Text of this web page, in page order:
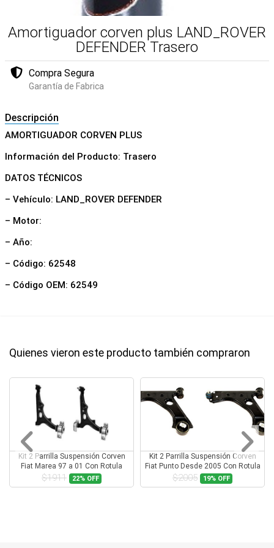
Amortiguador corven plus LAND_ROVER
DEFENDER Trasero
Compra Segura
Garantía de Fabrica
Descripción
AMORTIGUADOR CORVEN PLUS
Información del Producto: Trasero
DATOS TÉCNICOS
– Vehículo: LAND_ROVER DEFENDER
– Motor:
– Año:
– Código: 62548
– Código OEM: 62549
Quienes vieron este producto también compraron
Kit 2 Parrilla Suspensión Corven
Fiat Marea 97 a 01 Con Rotula
$1911 22% OFF
Kit 2 Parrilla Suspensión Corven
Fiat Punto Desde 2005 Con Rotula
$2005 19% OFF